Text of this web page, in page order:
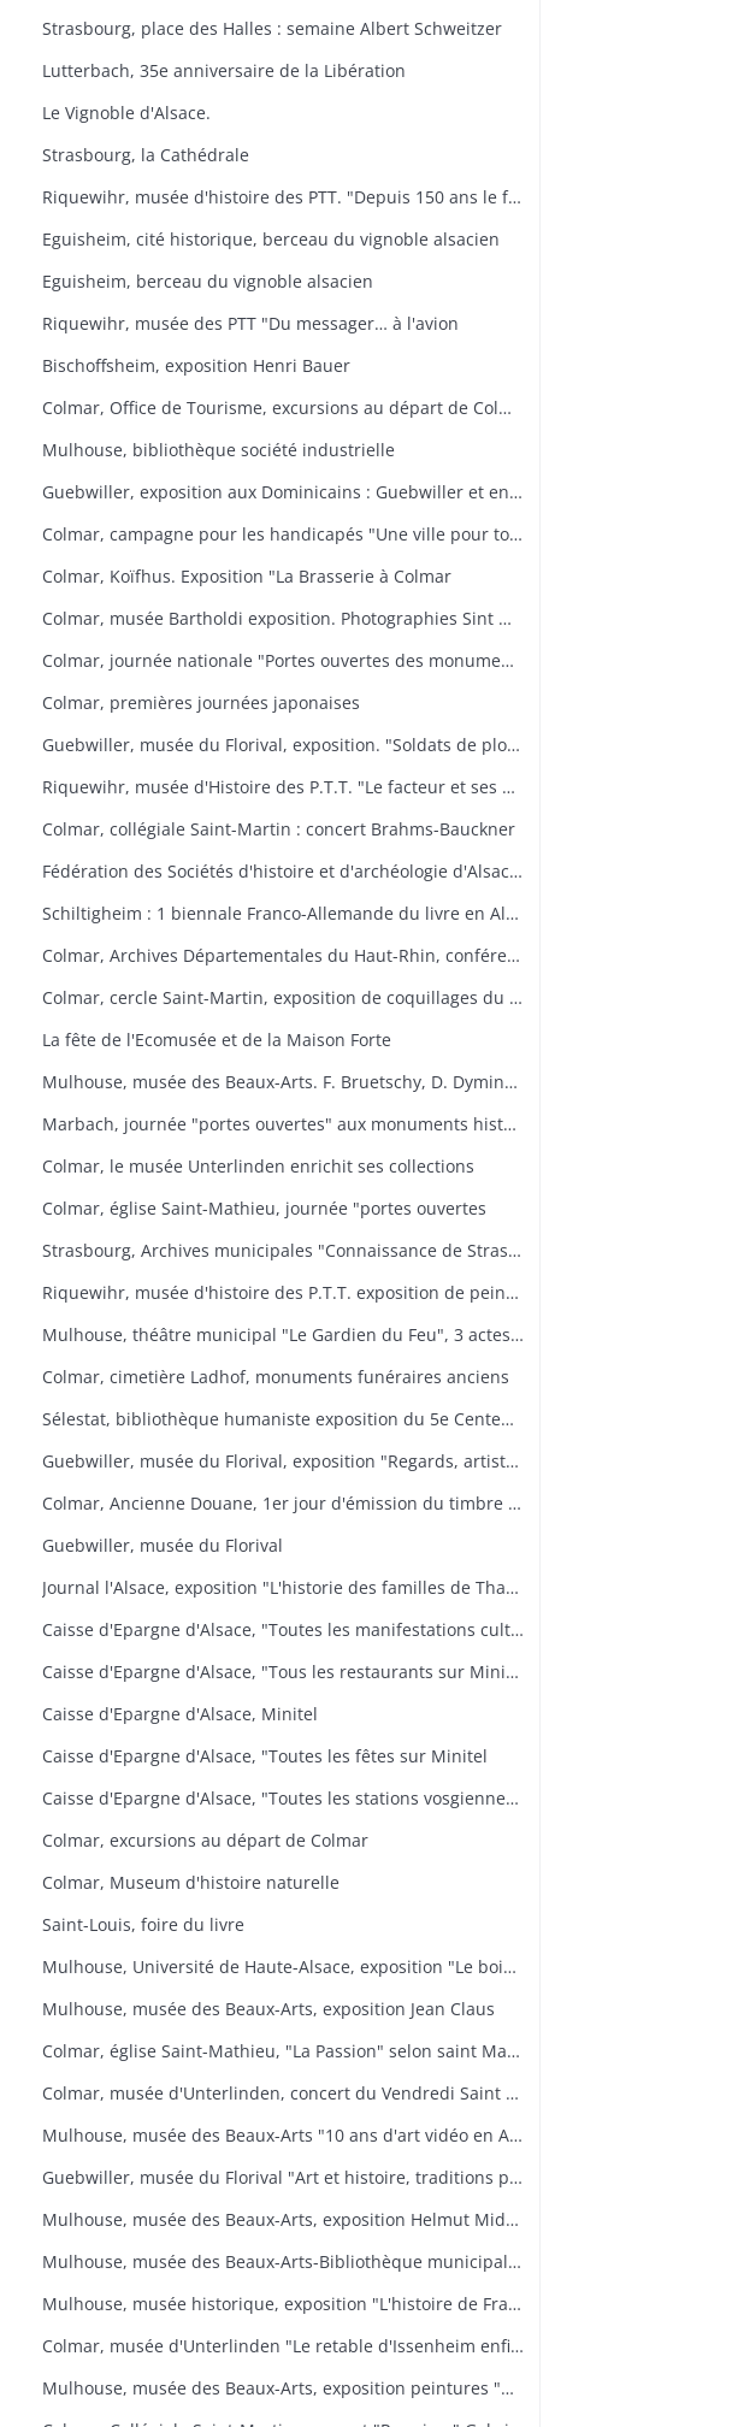
Strasbourg, place des Halles : semaine Albert Schweitzer
Lutterbach, 35e anniversaire de la Libération
Le Vignoble d'Alsace.
Strasbourg, la Cathédrale
Riquewihr, musée d'histoire des PTT. "Depuis 150 ans le facteur de campagne
Eguisheim, cité historique, berceau du vignoble alsacien
Eguisheim, berceau du vignoble alsacien
Riquewihr, musée des PTT "Du messager… à l'avion
Bischoffsheim, exposition Henri Bauer
Colmar, Office de Tourisme, excursions au départ de Colmar
Mulhouse, bibliothèque société industrielle
Guebwiller, exposition aux Dominicains : Guebwiller et environs
Colmar, campagne pour les handicapés "Une ville pour tous
Colmar, Koïfhus. Exposition "La Brasserie à Colmar
Colmar, musée Bartholdi exposition. Photographies Sint Niklaas
Colmar, journée nationale "Portes ouvertes des monuments historiques" (organisée par l'AREHC et le lycée Bartholdi)
Colmar, premières journées japonaises
Guebwiller, musée du Florival, exposition. "Soldats de plomb
Riquewihr, musée d'Histoire des P.T.T. "Le facteur et ses métamorphoses
Colmar, collégiale Saint-Martin : concert Brahms-Bauckner
Fédération des Sociétés d'histoire et d'archéologie d'Alsace : les monuments ruraux d'Alsace
Schiltigheim : 1 biennale Franco-Allemande du livre en Alsace
Colmar, Archives Départementales du Haut-Rhin, conférence : Yves Bisch "Cet homme à surveiller
Colmar, cercle Saint-Martin, exposition de coquillages du monde
La fête de l'Ecomusée et de la Maison Forte
Mulhouse, musée des Beaux-Arts. F. Bruetschy, D. Dyminski, C. Gebhardt, B. Latuner, J.F. Nourisson, J.-C. Wallios
Marbach, journée "portes ouvertes" aux monuments historiques
Colmar, le musée Unterlinden enrichit ses collections
Colmar, église Saint-Mathieu, journée "portes ouvertes
Strasbourg, Archives municipales "Connaissance de Strasbourg
Riquewihr, musée d'histoire des P.T.T. exposition de peintures sous-verre
Mulhouse, théâtre municipal "Le Gardien du Feu", 3 actes et 4 tableaux d'après le roman d'Anatole le Braz
Colmar, cimetière Ladhof, monuments funéraires anciens
Sélestat, bibliothèque humaniste exposition du 5e Centenaire de la mort de Jean Mentel
Guebwiller, musée du Florival, exposition "Regards, artistes connus et méconnus de la collection Pierre et Denise Levy
Colmar, Ancienne Douane, 1er jour d'émission du timbre poste Croix-Rouge
Guebwiller, musée du Florival
Journal l'Alsace, exposition "L'historie des familles de Thann, de sa seigneurie et du baillage de Saint Amarin
Caisse d'Epargne d'Alsace, "Toutes les manifestations culturelles sur Minitel
Caisse d'Epargne d'Alsace, "Tous les restaurants sur Minitel
Caisse d'Epargne d'Alsace, Minitel
Caisse d'Epargne d'Alsace, "Toutes les fêtes sur Minitel
Caisse d'Epargne d'Alsace, "Toutes les stations vosgiennes sur Minitel
Colmar, excursions au départ de Colmar
Colmar, Museum d'histoire naturelle
Saint-Louis, foire du livre
Mulhouse, Université de Haute-Alsace, exposition "Le bois, un art de vivre
Mulhouse, musée des Beaux-Arts, exposition Jean Claus
Colmar, église Saint-Mathieu, "La Passion" selon saint Matthieu
Colmar, musée d'Unterlinden, concert du Vendredi Saint "La Passion selon saint Jean
Mulhouse, musée des Beaux-Arts "10 ans d'art vidéo en Allemagne, 1976-1986
Guebwiller, musée du Florival "Art et histoire, traditions populaires céramiques" de Théodore Deck
Mulhouse, musée des Beaux-Arts, exposition Helmut Middendorf
Mulhouse, musée des Beaux-Arts-Bibliothèque municipale "Danses macabres de Dürer à Dali" Collection de l'Université de Düsseldorf "L'homme et la mort
Mulhouse, musée historique, exposition "L'histoire de France illustrée
Colmar, musée d'Unterlinden "Le retable d'Issenheim enfin complet
Mulhouse, musée des Beaux-Arts, exposition peintures "Aime-moi